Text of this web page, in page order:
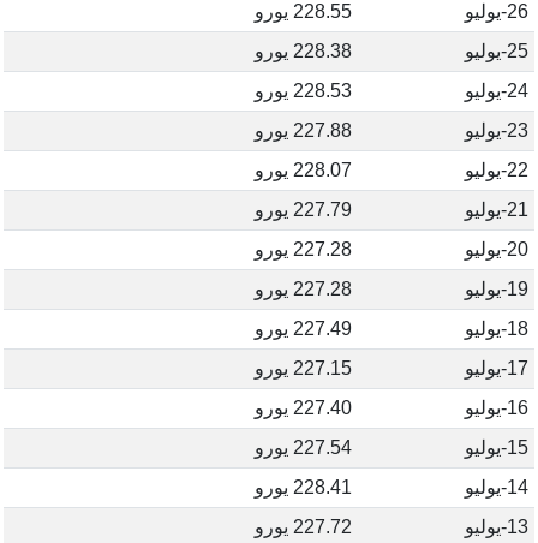
26-يوليو
228.55 يورو
25-يوليو
228.38 يورو
24-يوليو
228.53 يورو
23-يوليو
227.88 يورو
22-يوليو
228.07 يورو
21-يوليو
227.79 يورو
20-يوليو
227.28 يورو
19-يوليو
227.28 يورو
18-يوليو
227.49 يورو
17-يوليو
227.15 يورو
16-يوليو
227.40 يورو
15-يوليو
227.54 يورو
14-يوليو
228.41 يورو
13-يوليو
227.72 يورو